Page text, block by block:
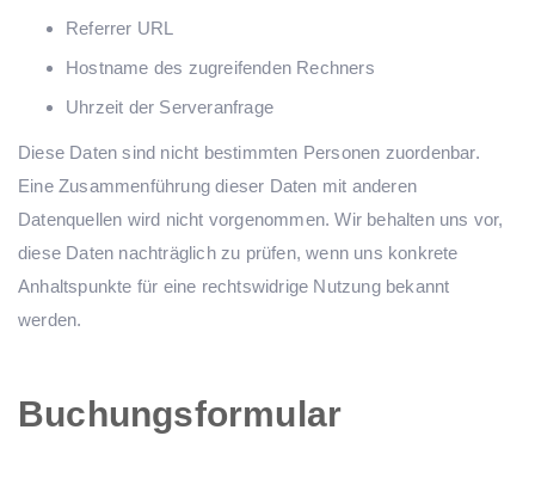
Referrer URL
Hostname des zugreifenden Rechners
Uhrzeit der Serveranfrage
Diese Daten sind nicht bestimmten Personen zuordenbar.
Eine Zusammenführung dieser Daten mit anderen
Datenquellen wird nicht vorgenommen. Wir behalten uns vor,
diese Daten nachträglich zu prüfen, wenn uns konkrete
Anhaltspunkte für eine rechtswidrige Nutzung bekannt
werden.
Buchungsformular